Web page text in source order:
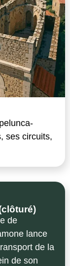
ses circuits,
de
lance
de la
de son